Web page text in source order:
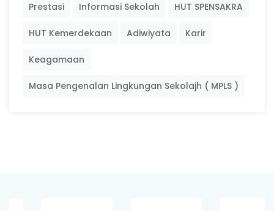
Prestasi Informasi Sekolah HUT SPENSAKRA
HUT Kemerdekaan Adiwiyata Karir
Keagamaan
Masa Pengenalan Lingkungan Sekolajh ( MPLS )